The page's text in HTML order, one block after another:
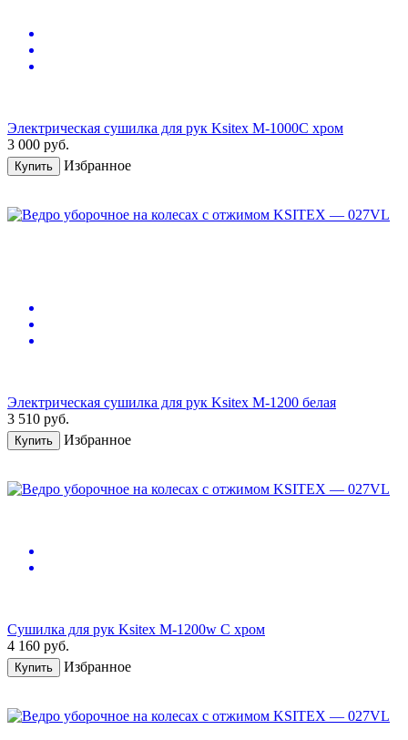
Электрическая сушилка для рук Ksitex M-1000С хром
3 000 руб.
Купить Избранное
Электрическая сушилка для рук Ksitex M-1200 белая
3 510 руб.
Купить Избранное
Сушилка для рук Ksitex M-1200w C хром
4 160 руб.
Купить Избранное